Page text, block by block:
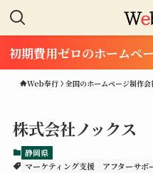
初期費用ゼロのホームペ
Web奉行 全国のホームページ制作会
株式会社ノックス
静岡県
マーケティング支援
アフターサポ